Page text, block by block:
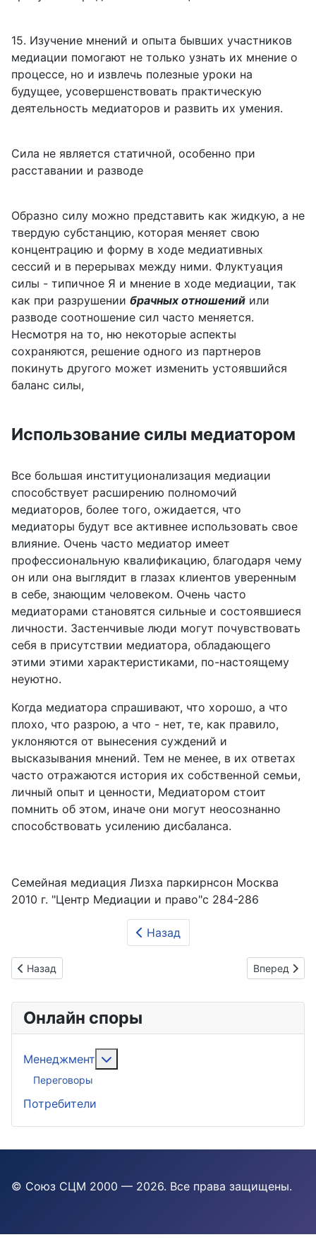
15. Изучение мнений и опыта бывших участников
медиации помогают не только узнать их мнение о
процессе, но и извлечь полезные уроки на
будущее, усовершенствовать практическую
деятельность медиаторов и развить их умения.
Сила не является статичной, особенно при
расставании и разводе
Образно силу можно представить как жидкую, а не
твердую субстанцию, которая меняет свою
концентрацию и форму в ходе медиативных
сессий и в перерывах между ними. Флуктуация
силы - типичное Я и мнение в ходе медиации, так
как при разрушении брачных отношений или
разводе соотношение сил часто меняется.
Несмотря на то, ню некоторые аспекты
сохраняются, решение одного из партнеров
покинуть другого может изменить устоявшийся
баланс силы,
Использование силы медиатором
Все большая институционализация медиации
способствует расширению полномочий
медиаторов, более того, ожидается, что
медиаторы будут все активнее использовать свое
влияние. Очень часто медиатор имеет
профессиональную квалификацию, благодаря чему
он или она выглядит в глазах клиентов уверенным
в себе, знающим человеком. Очень часто
медиаторами становятся сильные и состоявшиеся
личности. Застенчивые люди могут почувствовать
себя в присутствии медиатора, обладающего
этими этими характеристиками, по-настоящему
неуютно.
Когда медиатора спрашивают, что хорошо, а что
плохо, что разрою, а что - нет, те, как правило,
уклоняются от вынесения суждений и
высказывания мнений. Тем не менее, в их ответах
часто отражаются история их собственной семьи,
личный опыт и ценности, Медиатором стоит
помнить об этом, иначе они могут неосознанно
способствовать усилению дисбаланса.
Семейная медиация Лизха паркирнсон Москва
2010 г. "Центр Медиации и право"с 284-286
Назад
Предыдущий: Делим общий кредит после развода
Назад Следующий:
Вперед
Онлайн споры
Менеджмент
Переговоры
Потребители
© Союз СЦМ 2000 — 2026. Все права защищены.